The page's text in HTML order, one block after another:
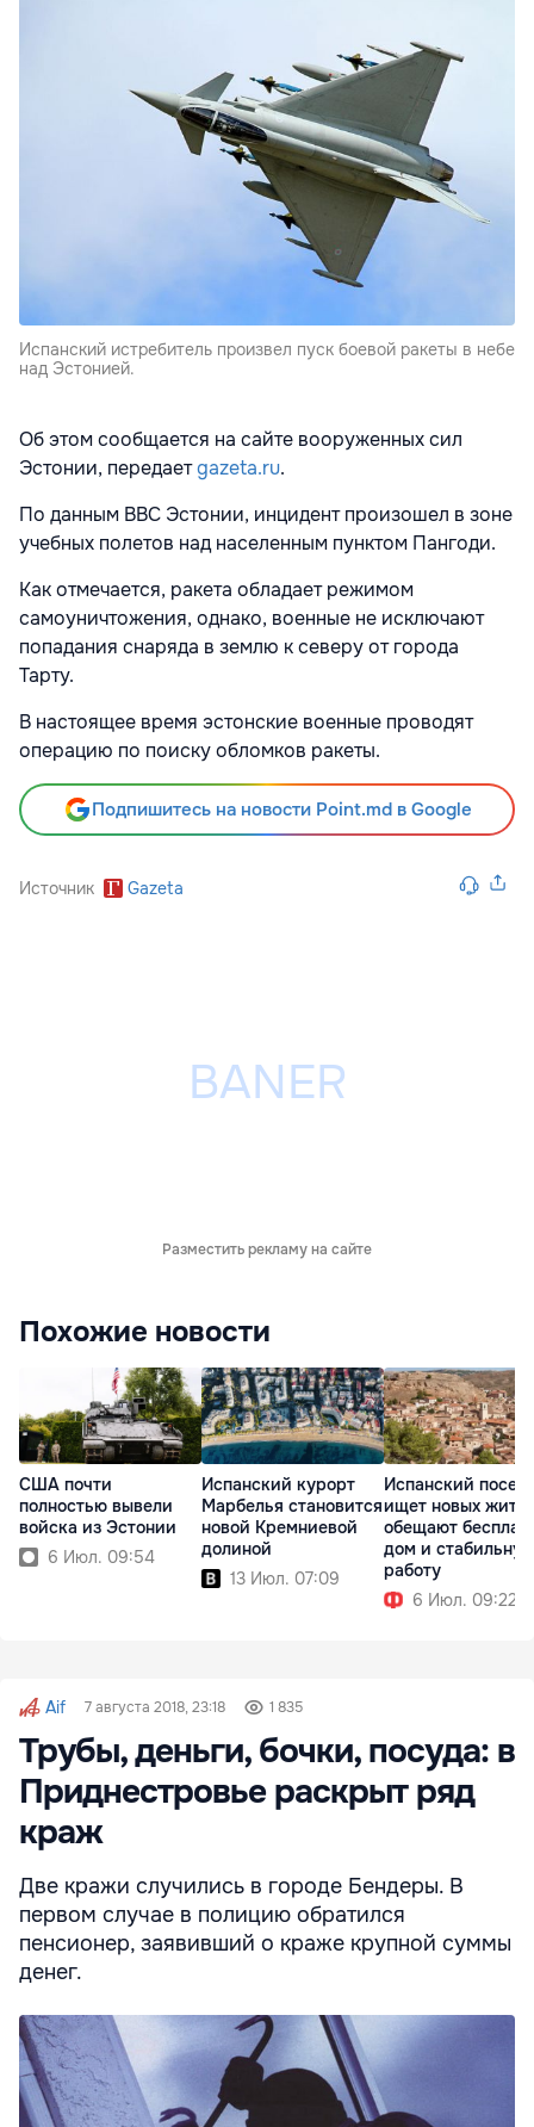
Испанский истребитель произвел пуск боевой ракеты в небе
над Эстонией.
Об этом сообщается на сайте вооруженных сил
Эстонии, передаетgazeta.ru.
По данным ВВС Эстонии, инцидент произошел в зоне
учебных полетов над населенным пунктом Пангоди.
Как отмечается, ракета обладает режимом
самоуничтожения, однако, военные не исключают
попадания снаряда в землю к северу от города
Тарту.
В настоящее время эстонские военные проводят
операцию по поиску обломков ракеты.
Подпишитесь на новости Point.md в Google
Источник Gazeta
Разместить рекламу на сайте
Похожие новости
США почти
полностью вывели
войска из Эстонии
6 Июл. 09:54
Испанский курорт
Марбелья становится
новой Кремниевой
долиной
13 Июл. 07:09
Испанский
ищет новых
обещают
дом и стабильную
работу
6 Июл. 09:22
Aif 7 августа 2018, 23:18 1 835
Трубы, деньги, бочки, посуда: в
Приднестровье раскрыт ряд
краж
Две кражи случились в городе Бендеры. В
первом случае в полицию обратился
пенсионер, заявивший о краже крупной суммы
денег.